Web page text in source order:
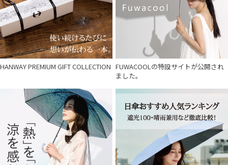
HANWAY PREMIUM GIFT COLLECTION FUWACOOLの特設サイトが公開され
ました。